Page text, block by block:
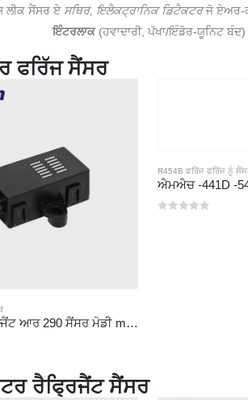
ਲੀਕ ਸੈਂਸਰ ਏ ਸਥਿਰ, ਇਲੈਕਟ੍ਰਾਨਿਕ ਡਿਟੈਕਟਰਜੋ ਏਅਰ-
ਇੰਟਰਲਾਕ(ਹਵਾਦਾਰੀ, ਪੱਖਾ/ਇੰਡੋਰ-ਯੂਨਿਟ
ਫਰਿੱਜ ਸੈਂਸਰ
ZRT510 ਰੈਫ੍ਰਿਜੈਂਟ ਆਰ 290 ਸੈਂਸਰ ਮੋਡੀ module ਲ - ਉੱਚ-ਪ੍ਰਦਰਸ਼ਨ ਨਾਡਿਰ ਫਰਿੱਜ ਸੈਂਸਰ
R454B ਫਰਿੱਜ ਫਰਿੱਜ ਨੂੰ
ਰੈਫ੍ਰਿਜੈਂਟ ਸੈਂਸਰ